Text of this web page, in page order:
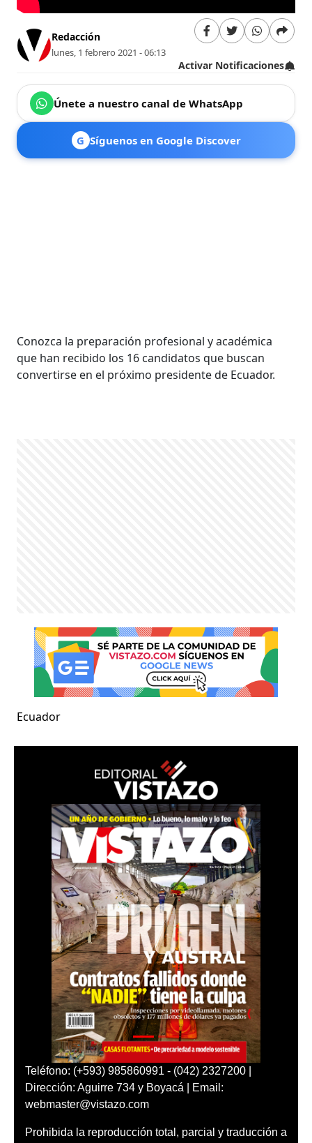
Redacción
lunes, 1 febrero 2021 - 06:13
Activar Notificaciones
Únete a nuestro canal de WhatsApp
G Síguenos en Google Discover
Conozca la preparación profesional y académica
que han recibido los 16 candidatos que buscan
convertirse en el próximo presidente de Ecuador.
Ecuador
Teléfono: (+593) 985860991 - (042) 2327200 |
Dirección: Aguirre 734 y Boyacá | Email:
webmaster@vistazo.com
Prohibida la reproducción total, parcial y traducción a